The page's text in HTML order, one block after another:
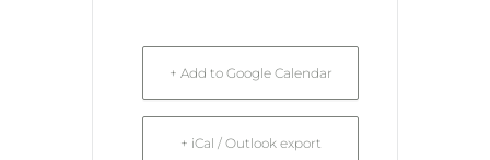
+ Add to Google Calendar
+ iCal / Outlook export